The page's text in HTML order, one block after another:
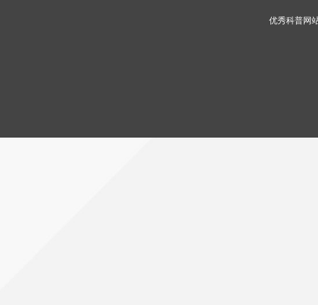
优秀科普网